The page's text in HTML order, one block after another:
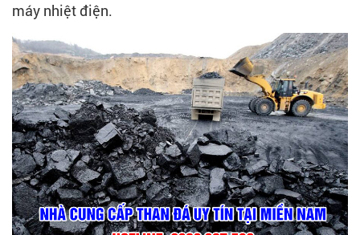
máy nhiệt điện.